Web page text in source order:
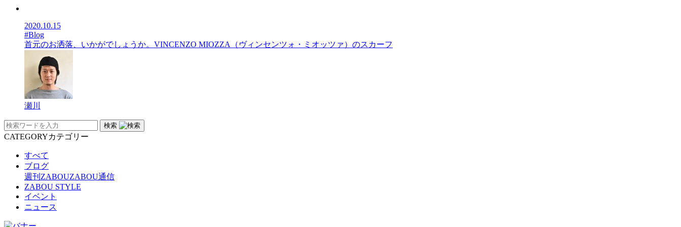
2020.10.15
#Blog
首元のお洒落、いかがでしょうか。VINCENZO MIOZZA（ヴィンセンツォ・ミオッツァ）のスカーフ
瀬川
検索
CATEGORYカテゴリー
すべて
ブログ
週刊ZABOUZABOU通信
ZABOU STYLE
イベント
ニュース